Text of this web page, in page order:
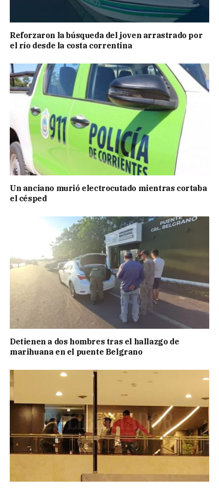
Reforzaron la búsqueda del joven arrastrado por
el río desde la costa correntina
Un anciano murió electrocutado mientras cortaba
el césped
Detienen a dos hombres tras el hallazgo de
marihuana en el puente Belgrano